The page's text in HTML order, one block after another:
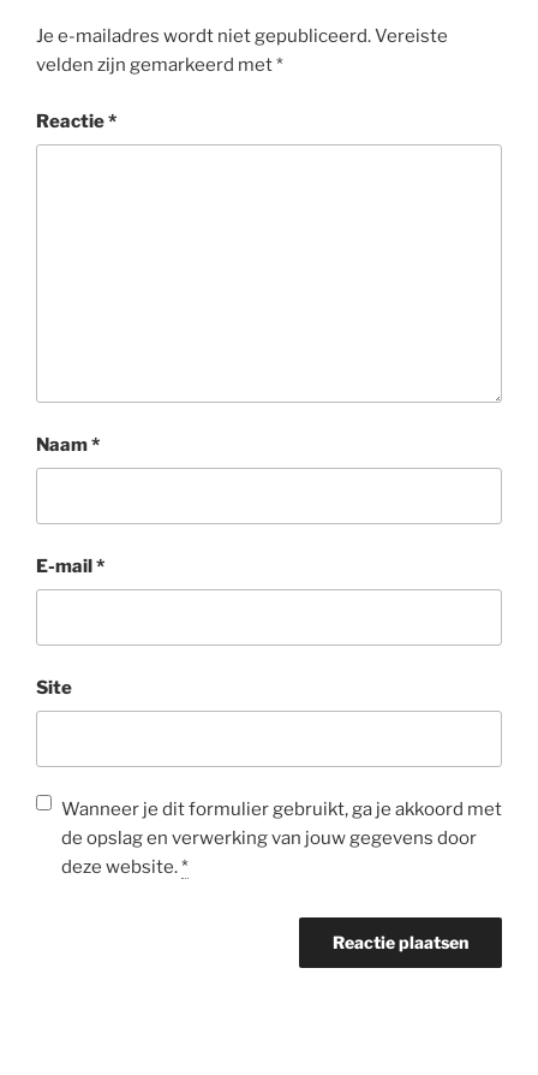
Je e-mailadres wordt niet gepubliceerd.Vereiste
velden zijn gemarkeerd met*
Reactie*
Naam*
E-mail*
Site
Wanneer je dit formulier gebruikt, ga je akkoord met
de opslag en verwerking van jouw gegevens door
deze website.*